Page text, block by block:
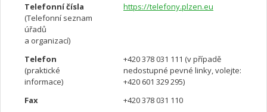
Telefonní čísla
(Telefonní seznam
úřadů
a organizací)
https://telefony.plzen.eu
Telefon
(praktické
informace)
+420 378 031 111 (v případě
nedostupné pevné linky, volejte:
+420 601 329 295)
Fax
+420 378 031 110